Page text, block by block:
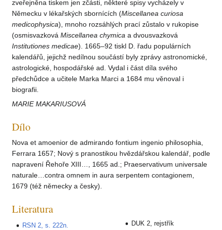
zveřejněna tiskem jen zčásti, některé spisy vycházely v
Německu v lékařských sbornících (Miscellanea curiosa
medicophysica), mnoho rozsáhlých prací zůstalo v rukopise
(osmisvazková Miscellanea chymica a dvousvazková
Institutiones medicae). 1665–92 tiskl D. řadu populárních
kalendářů, jejichž nedílnou součástí byly zprávy astronomické,
astrologické, hospodářské ad. Vydal i část díla svého
předchůdce a učitele Marka Marci a 1684 mu věnoval i
biografii.
MARIE MAKARIUSOVÁ
Dílo
Nova et amoenior de admirando fontium ingenio philosophia,
Ferrara 1657; Nový s pranostikou hvězdářskou kalendář, podle
napravení Řehoře XIII…, 1665 ad.; Praeservativum universale
naturale…contra omnem in aura serpentem contagionem,
1679 (též německy a česky).
Literatura
RSN 2, s. 222n.
DUK 2, rejstřík